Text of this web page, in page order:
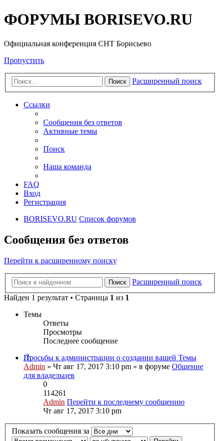
ФОРУМЫ BORISEVO.RU
Официальная конференция СНТ Борисьево
Пропустить
Поиск Расширенный поиск
Ссылки
Сообщения без ответов
Активные темы
Поиск
Наша команда
FAQ
Вход
Регистрация
BORISEVO.RU Список форумов
Сообщения без ответов
Перейти к расширенному поиску
Поиск
Расширенный поиск
Найден 1 результат • Страница 1 из 1
Темы
Ответы
Просмотры
Последнее сообщение
Просьбы к администрации о создании вашей Темы
Admin » Чт авг 17, 2017 3:10 pm » в форуме Общение
для владельцев
0
114261
Admin Перейти к последнему сообщению
Чт авг 17, 2017 3:10 pm
Показать сообщения за